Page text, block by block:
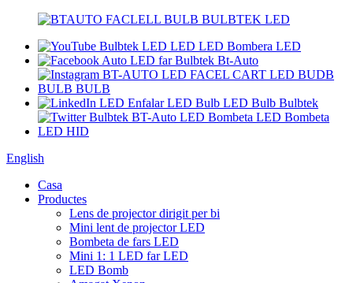
English
Casa
Productes
Lens de projector dirigit per bi
Mini lent de projector LED
Bombeta de fars LED
Mini 1: 1 LED far LED
LED Bomb